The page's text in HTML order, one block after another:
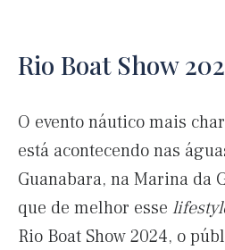
Rio Boat Show
O evento náutico mais
está acontecendo nas
Guanabara, na Marina da
que de melhor esse
Rio Boat Show 2024, o